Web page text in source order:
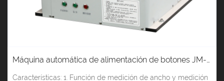
Máquina automática de alimentación de botones JM-988A (cilindro de pluma)
Características: 1. Función de medición de ancho y medición